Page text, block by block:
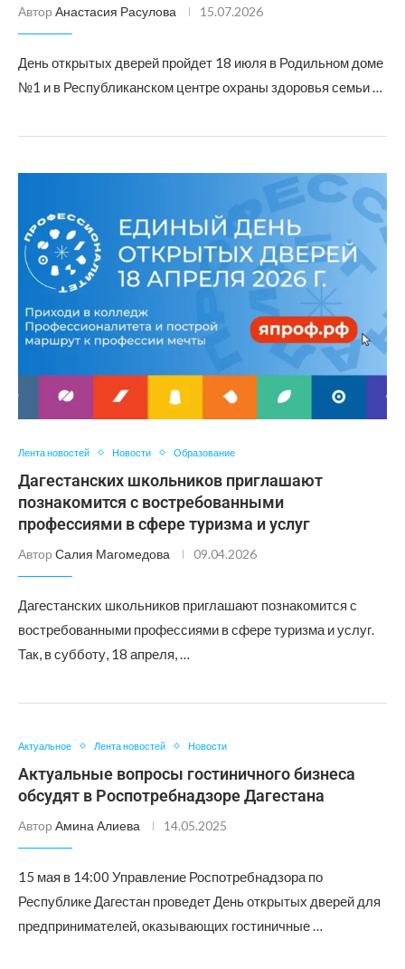
Автор Анастасия Расулова 15.07.2026
День открытых дверей пройдет 18 июля в Родильном доме
№1 и в Республиканском центре охраны здоровья семьи …
Лента новостей Новости Образование
Дагестанских школьников приглашают
познакомится с востребованными
профессиями в сфере туризма и услуг
Автор Салия Магомедова 09.04.2026
Дагестанских школьников приглашают познакомится с
востребованными профессиями в сфере туризма и услуг.
Так, в субботу, 18 апреля, …
Актуальное Лента новостей Новости
Актуальные вопросы гостиничного бизнеса
обсудят в Роспотребнадзоре Дагестана
Автор Амина Алиева 14.05.2025
15 мая в 14:00 Управление Роспотребнадзора по
Республике Дагестан проведет День открытых дверей для
предпринимателей, оказывающих гостиничные …